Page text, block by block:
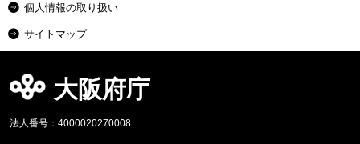
個人情報の取り扱い
サイトマップ
大阪府庁
法人番号：4000020270008